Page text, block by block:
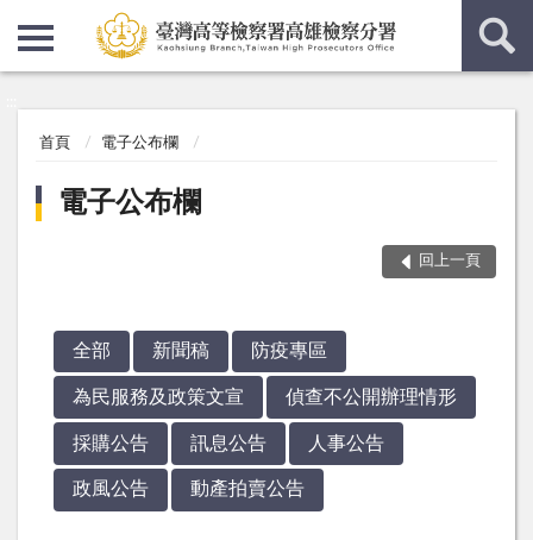
首頁 電子公布欄
電子公布欄
回上一頁
全部 新聞稿 防疫專區
為民服務及政策文宣 偵查不公開辦理情形
採購公告 訊息公告 人事公告
政風公告 動產拍賣公告